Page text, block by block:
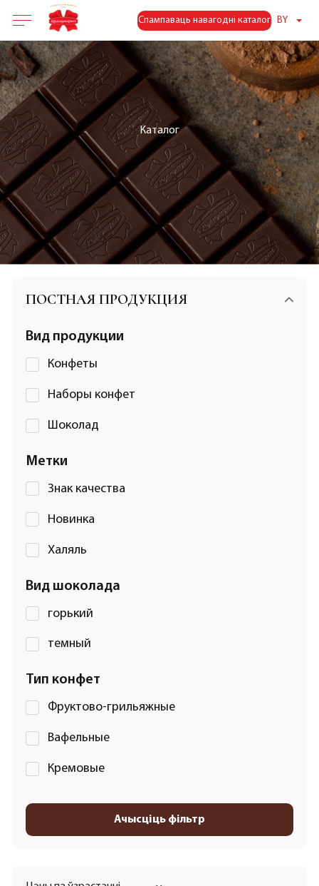
Спампаваць навагодні каталог BY
Каталог
ПОСТНАЯ ПРОДУКЦИЯ
Вид продукции
Конфеты
Наборы конфет
Шоколад
Метки
Знак качества
Новинка
Халяль
Вид шоколада
горький
темный
Тип конфет
Фруктово-грильяжные
Вафельные
Кремовые
Ачысціць фільтр